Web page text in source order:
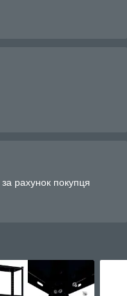
рахунок покупця